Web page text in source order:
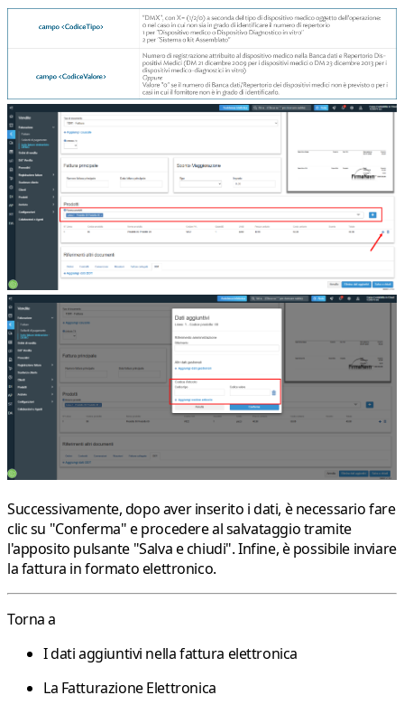
Successivamente, dopo aver inserito i dati, è necessario fare
clic su "Conferma"e procedere al salvataggio tramite
l'apposito pulsante "Salva e chiudi". Infine, è possibile inviare
la fattura in formato elettronico.
Torna a
I dati aggiuntivi nella fattura elettronica
La Fatturazione Elettronica